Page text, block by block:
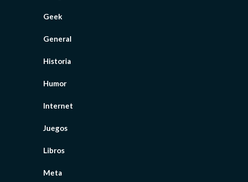
Geek
General
Historia
Humor
Internet
Juegos
Libros
Meta